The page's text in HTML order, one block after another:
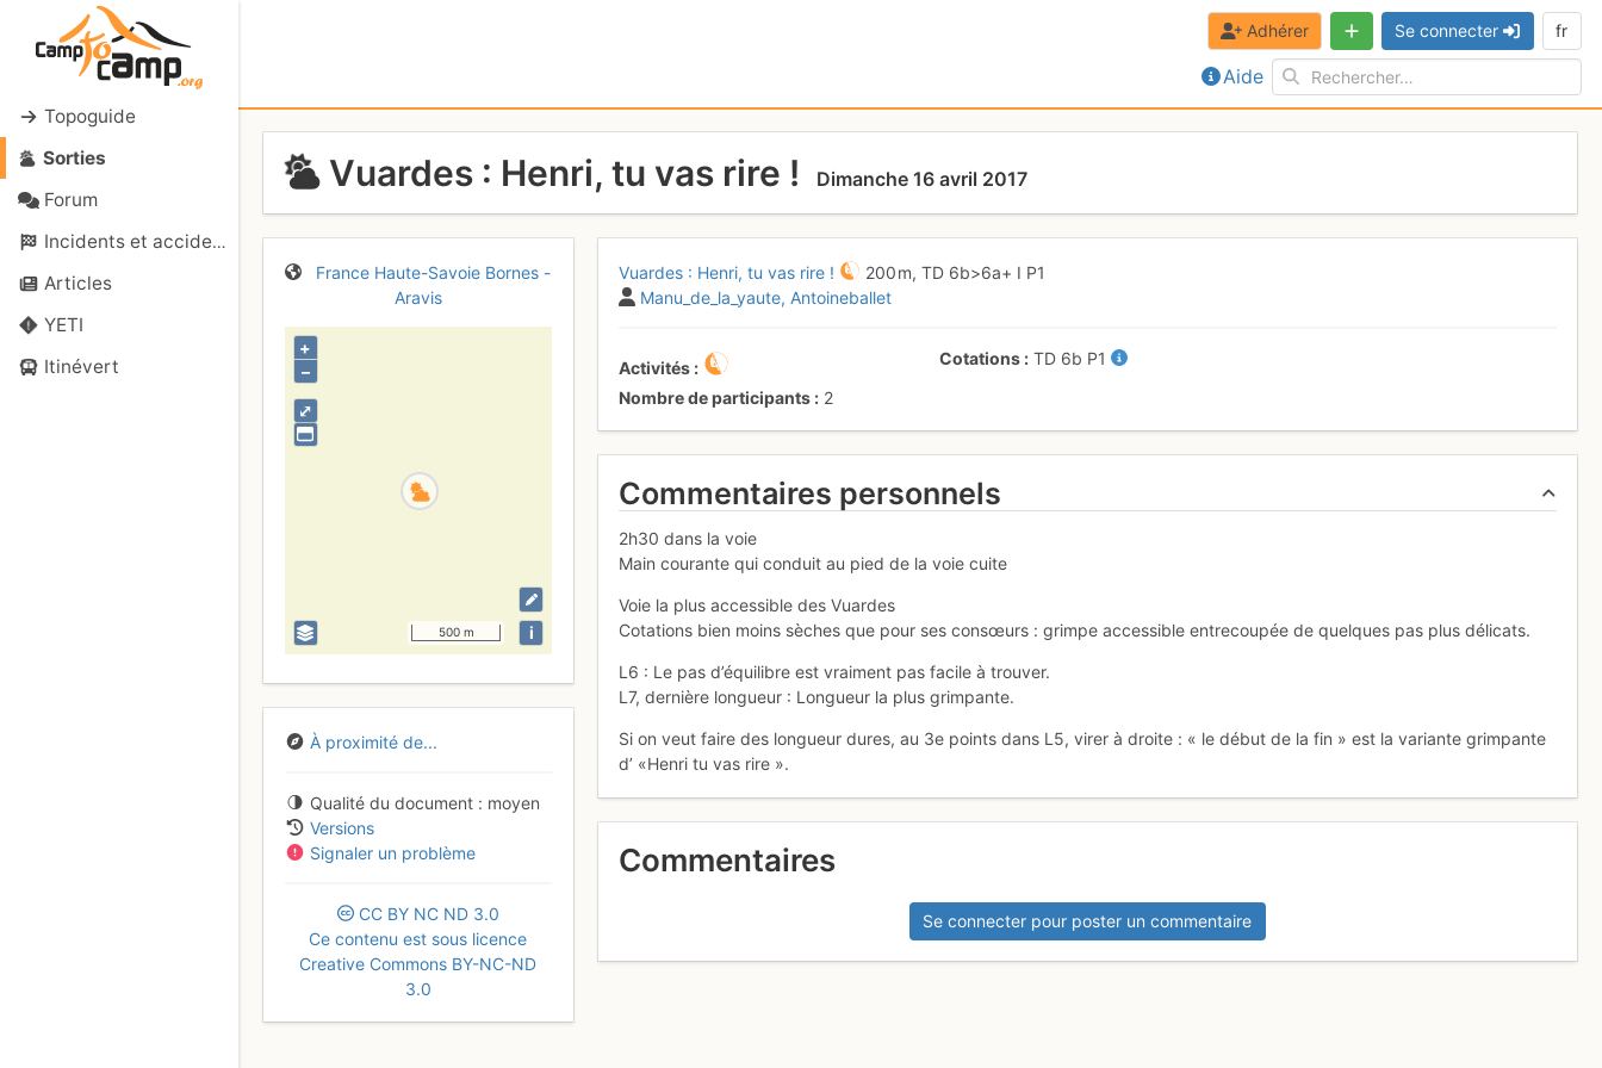
Topoguide
Sorties
Forum
Incidents et accidents
Articles
YETI
Itinévert
Aide
Adhérer Se connecter fr
Vuardes : Henri, tu vas rire ! Dimanche 16 avril 2017
France Haute-Savoie Bornes -
Aravis
⤢
+
–
500 m i
À proximité de...
Qualité du document
moyen
Versions
Signaler un problème
CC BY NC ND 3.0
Ce contenu est sous licence
Creative Commons BY-NC-ND
3.0
Vuardes : Henri, tu vas rire ! 200 m,TD 6b>6a+ I P1
Manu_de_la_yaute Antoineballet
Activités
Nombre de participants
2
Cotations TD 6b P1
Commentaires personnels
2h30 dans la voie
Main courante qui conduit au pied de la voie cuite
Voie la plus accessible des Vuardes
Cotations bien moins sèches que pour ses consœurs : grimpe accessible entrecoupée de quelques pas plus délicats.
L6 : Le pas d’équilibre est vraiment pas facile à trouver.
L7, dernière longueur : Longueur la plus grimpante.
Si on veut faire des longueur dures, au 3e points dans L5, virer à droite : « le début de la fin » est la variante grimpante
d’ «Henri tu vas rire ».
Commentaires
Se connecter pour poster un commentaire